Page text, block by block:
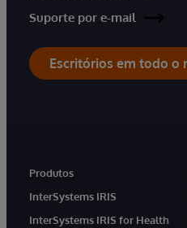
Suporte por e-mail
Escritórios em todo o
Produtos
InterSystems IRIS
InterSystems IRIS for Health